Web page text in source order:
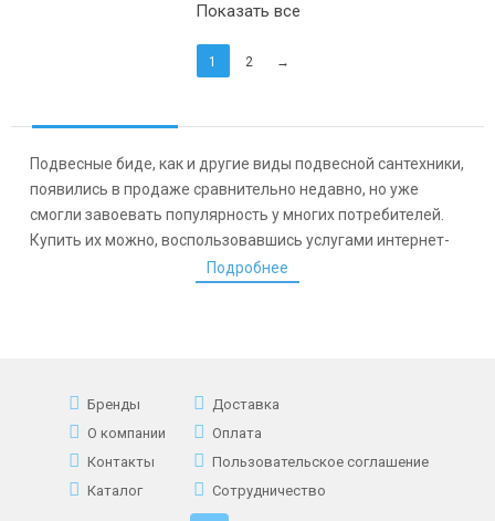
Показать все
1 2 →
Подвесные биде, как и другие виды подвесной сантехники,
появились в продаже сравнительно недавно, но уже
смогли завоевать популярность у многих потребителей.
Купить их можно, воспользовавшись услугами интернет-
магазина San-technika.ru.
лишен недостатков. Но сначала поговорим о
достоинствах.
к главным плюсам. В чем выгода? В том, что вы сможете
Подробнее
Бренды
О компании
Контакты
Каталог
Доставка
Оплата
Пользовательское соглашение
Сотрудничество